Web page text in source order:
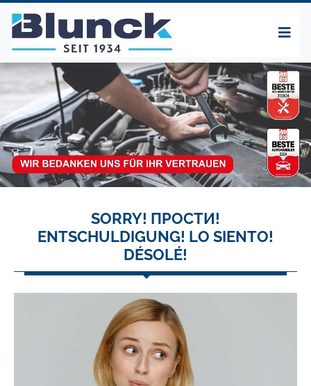
SORRY! ПРОСТИ!
ENTSCHULDIGUNG! LO SIENTO!
DÉSOLÉ!